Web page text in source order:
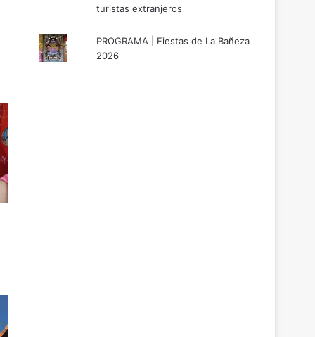
turistas extranjeros
PROGRAMA | Fiestas de La Bañeza
2026